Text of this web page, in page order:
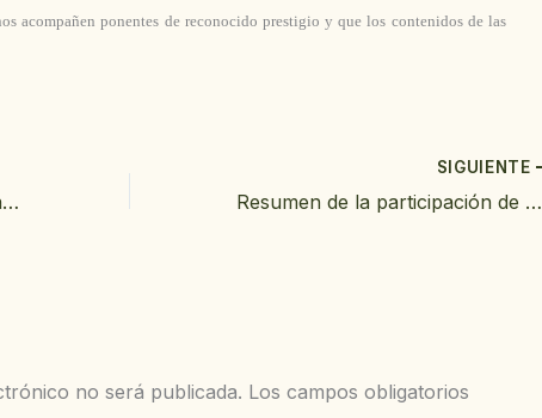
acompañen ponentes de reconocido prestigio y que los contenidos de las
Derecho de las enfermeras/os a poder ser coordinadoras de Centro de Salud
SIGUIENTE
Resumen de la participación de FAECAP en el VII Congreso Nacional de Atención Sociosanitaria
no será publicada. Los campos obligatorios